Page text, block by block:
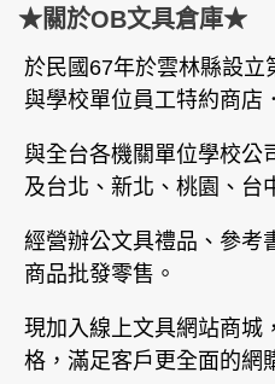
★關於OB文具倉庫★
於民國67年於雲林縣設立
與學校單位員工特約商店．
與全台各機關單位學校公
及台北、新北、桃園、台
經營辦公文具禮品、參考
商品批發零售。
現加入線上文具網站商城
格，滿足客戶更全面的網